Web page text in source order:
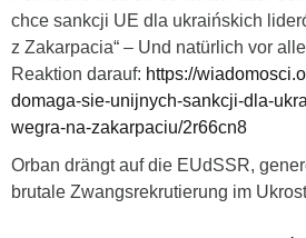
chce sankcji UE dla ukraińskich
z Zakarpacia“ – Und natürlich vor
Reaktion darauf: https://
domaga-sie-unijnych-sankcji-dla-
wegra-na-zakarpaciu/2r66cn8
Orban drängt auf die EUdSSR,
brutale Zwangsrekrutierung im